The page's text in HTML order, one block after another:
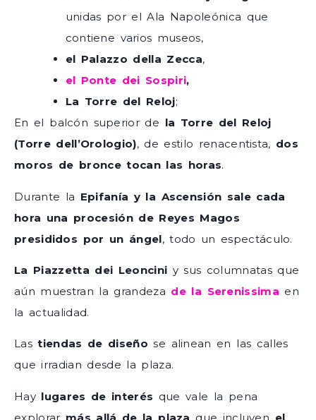
unidas por el Ala Napoleónica que
contiene varios museos,
el Palazzo della Zecca,
el Ponte dei Sospiri,
La Torre del Reloj;
En el balcón superior de la Torre del Reloj
(Torre dell’Orologio), de estilo renacentista, dos
moros de bronce tocan las horas.
Durante la Epifanía y la Ascensión sale cada
hora una procesión de Reyes Magos
presididos por un ángel, todo un espectáculo.
La Piazzetta dei Leoncini y sus columnatas que
aún muestran la grandeza de la Serenissima en
la actualidad.
Lastiendas de diseño se alinean en las calles
que irradian desde la plaza.
Hay lugares de interés que vale la pena